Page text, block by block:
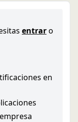
entraro
en